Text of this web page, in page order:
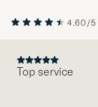
4.60/5
Top service